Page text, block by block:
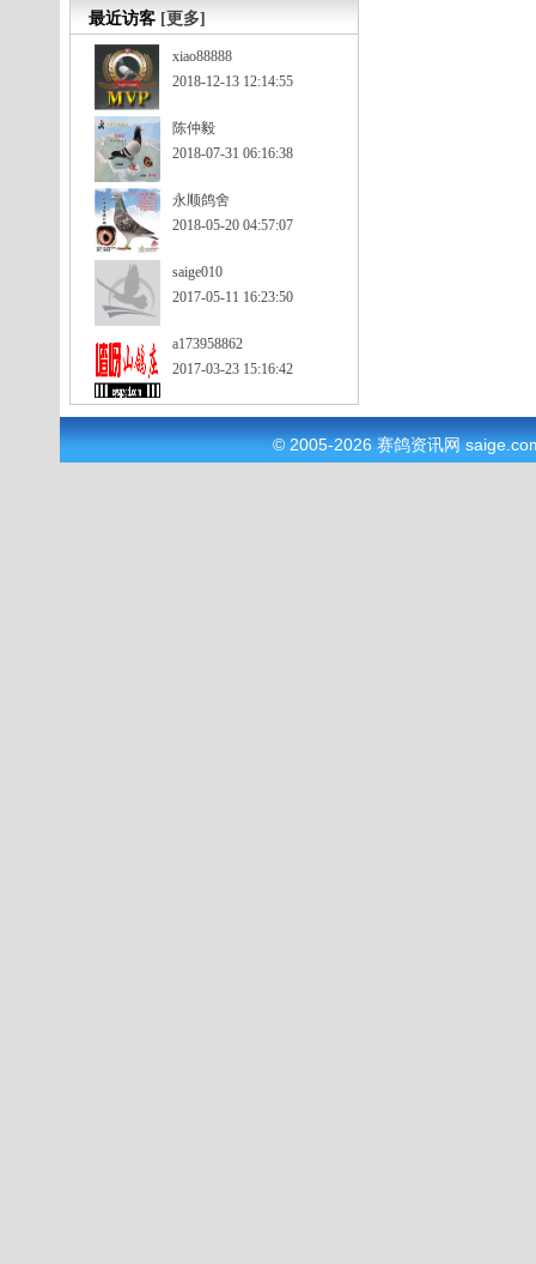
最近访客 [更多]
xiao88888
2018-12-13 12:14:55
陈仲毅
2018-07-31 06:16:38
永顺鸽舍
2018-05-20 04:57:07
saige010
2017-05-11 16:23:50
a173958862
2017-03-23 15:16:42
© 2005-2026 赛鸽资讯网